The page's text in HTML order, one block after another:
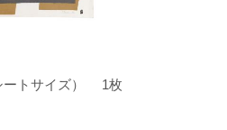
ートサイズ） 1枚